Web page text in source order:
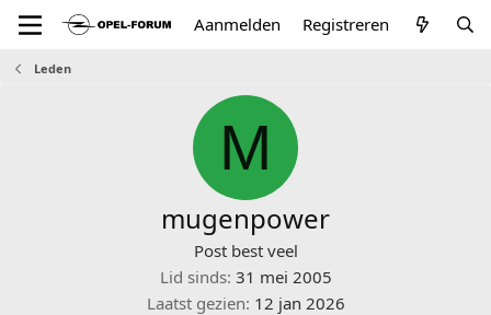
Aanmelden Registreren
Leden
M
mugenpower
Post best veel
Lid sinds 31 mei 2005
Laatst gezien 12 jan 2026